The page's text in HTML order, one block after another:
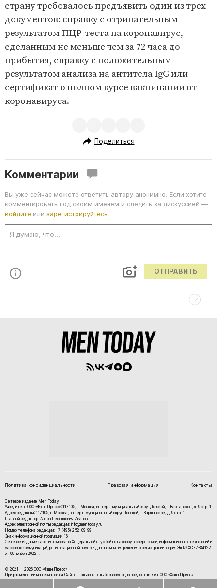
страну требовалось предъявить один из трех
документов: справку с отрицательным
результатом ПЦР-теста на коронавирус,
сделанным не меньше чем за 72 часа до
прибытия, справку с положительным
результатом анализа на антитела IgG или
сертификат о полном курсе вакцинации от
коронавируса.
Поделиться
Комментарии
Вы уже сейчас можете ответить автору анонимно. Если хотите
комментировать под своим именем и следить за дискуссией —
войдите или зарегистрируйтесь
ОТПРАВИТЬ
Политика конфиденциальности Правовая информация Контакты
Сетевое издание Men Today
Учредитель ООО «Фэшн Пресс»: 117105, г. Москва, вн.тер.г. муниципальный округ Донской, ш Варшавское, д. 9 стр. 1
Адрес редакции: 117105, г. Москва, вн.тер.г. муниципальный округ Донской, ш Варшавское, д. 9 стр. 1
Главный редактор: Антон Леонидович Иванов
Адрес электронной почты редакции: info@mentoday.ru
Номер телефона редакции: +7 (495) 252-09-99
Знак информационной продукции: 16+
Cетевое издание зарегистрировано Федеральной службой по надзору в сфере связи, информационных технологий и
массовых коммуникаций, регистрационный номер и дата принятия решения о регистрации: серия Эл № ФС77-84122
от 09 ноября 2022 г.
© 2021 — 2026 ООО «Фэшн Пресс»
При размещении материалов на Сайте Пользователь безвозмездно предоставляет ООО «Фэшн Пресс»
произведений, а также на демонстрацию материалов и доведение их до всеобщего сведения.